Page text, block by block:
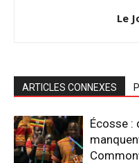
Le
ARTICLES CONNEXES
Écosse :